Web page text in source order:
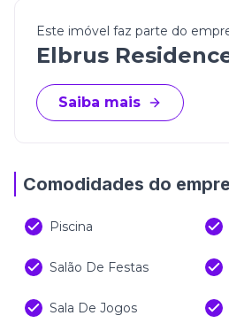
Este imóvel faz parte do
Elbrus
Saiba mais
Comodidades do
Piscina
Salão De Festas
Sala De Jogos